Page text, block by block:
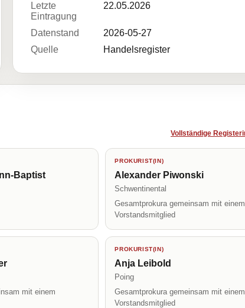
Letzte
Eintragung
22.05.2026
Datenstand
2026-05-27
Quelle
Handelsregister
Vollständige
Baptist
PROKURIST(IN)
Alexander Piwonski
Schwentinental
Gesamtprokura gemeinsam mit einem
Vorstandsmitglied
mit einem
PROKURIST(IN)
Anja Leibold
Poing
Gesamtprokura gemeinsam mit einem
Vorstandsmitglied